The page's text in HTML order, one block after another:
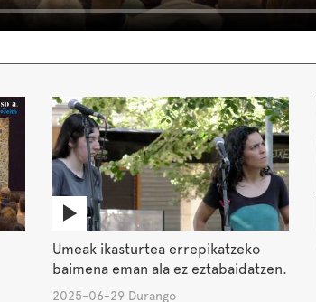
Umeak ikasturtea errepikatzeko
baimena eman ala ez eztabaidatzen.
2025-06-29 Durango